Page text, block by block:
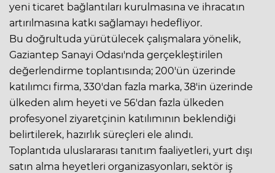
yeni ticaret bağlantıları kurulmasına ve ihracatın
artırılmasına katkı sağlamayı hedefliyor.
Bu doğrultuda yürütülecek çalışmalara yönelik,
Gaziantep Sanayi Odası'nda gerçekleştirilen
değerlendirme toplantısında; 200'ün üzerinde
katılımcı firma, 330'dan fazla marka, 38'in üzerinde
ülkeden alım heyeti ve 56'dan fazla ülkeden
profesyonel ziyaretçinin katılımının beklendiği
belirtilerek, hazırlık süreçleri ele alındı.
Toplantıda uluslararası tanıtım faaliyetleri, yurt dışı
satın alma heyetleri organizasyonları, sektör iş